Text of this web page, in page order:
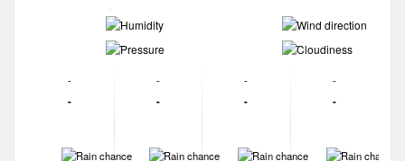
-
-
-
-
-
-
-
-
-
-
-
-
-
-
-
-